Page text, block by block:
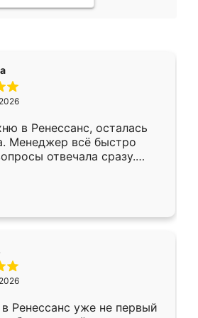
в Ренессанс, осталась
Менеджер всё быстро
отвечала сразу.
в субботу, подошёл к
Собрали
аккуратно, даже
Ренессанс уже не первый